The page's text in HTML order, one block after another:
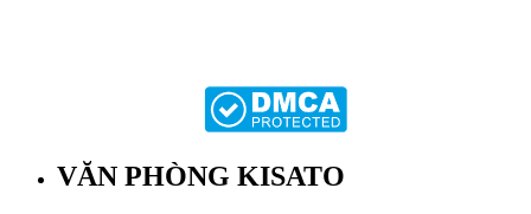
VĂN PHÒNG KISATO